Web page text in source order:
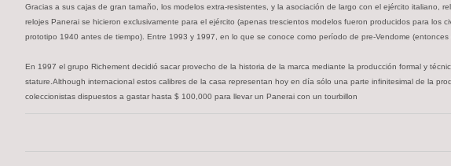
Gracias a sus cajas de gran tamaño, los modelos extra-resistentes, y la asociación de largo con el ejército
relojes Panerai se hicieron exclusivamente para el ejército (apenas trescientos modelos fueron producidos para
prototipo 1940 antes de tiempo). Entre 1993 y 1997, en lo que se conoce como período de pre-Vendome
En 1997 el grupo Richement decidió sacar provecho de la historia de la marca mediante la producción formal y
stature.Although internacional estos calibres de la casa representan hoy en día sólo una parte infinitesimal de la
coleccionistas dispuestos a gastar hasta $ 100,000 para llevar un Panerai con un tourbillon